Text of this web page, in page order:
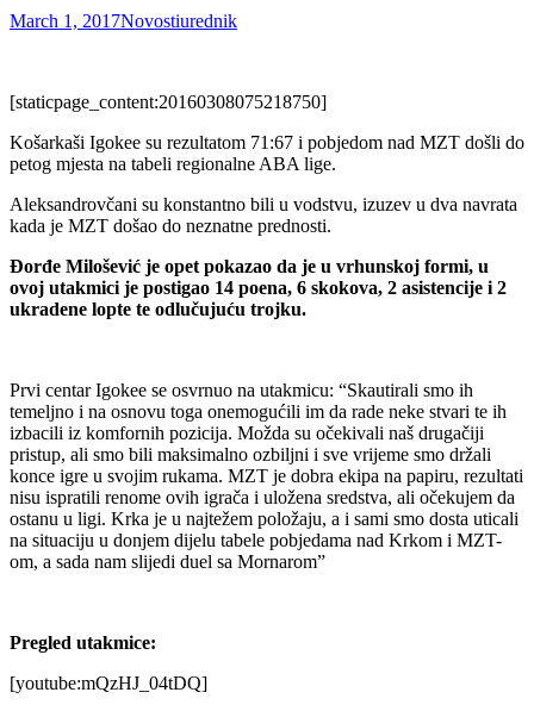
March 1, 2017Novostiurednik
[staticpage_content:20160308075218750]
Košarkaši Igokee su rezultatom 71:67 i pobjedom nad MZT došli do
petog mjesta na tabeli regionalne ABA lige.
Aleksandrovčani su konstantno bili u vodstvu, izuzev u dva navrata
kada je MZT došao do neznatne prednosti.
Đorđe Milošević je opet pokazao da je u vrhunskoj formi, u
ovoj utakmici je postigao 14 poena, 6 skokova, 2 asistencije i 2
ukradene lopte te odlučujuću trojku.
Prvi centar Igokee se osvrnuo na utakmicu: “Skautirali smo ih
temeljno i na osnovu toga onemogućili im da rade neke stvari te ih
izbacili iz komfornih pozicija. Možda su očekivali naš drugačiji
pristup, ali smo bili maksimalno ozbiljni i sve vrijeme smo držali
konce igre u svojim rukama. MZT je dobra ekipa na papiru, rezultati
nisu ispratili renome ovih igrača i uložena sredstva, ali očekujem da
ostanu u ligi. Krka je u najtežem položaju, a i sami smo dosta uticali
na situaciju u donjem dijelu tabele pobjedama nad Krkom i MZT-
om, a sada nam slijedi duel sa Mornarom”
Pregled utakmice:
[youtube:mQzHJ_04tDQ]